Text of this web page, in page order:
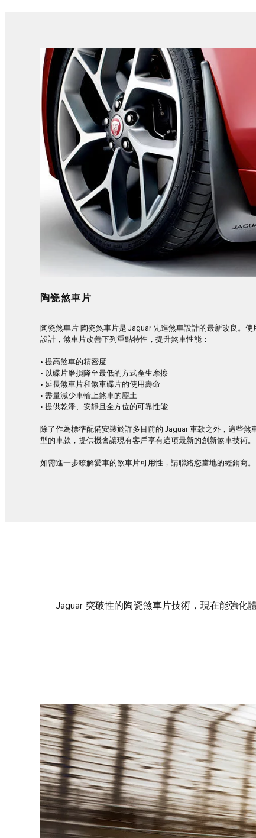
陶瓷煞車片
陶瓷煞車片 陶瓷煞車片是 Jaguar 先進煞車設計的最新改良。
設計，煞車片改善下列重點特性，提升煞車性能：
• 提高煞車的精密度
• 以碟片磨損降至最低的方式產生摩擦
• 延長煞車片和煞車碟片的使用壽命
• 盡量減少車輪上煞車的塵土
• 提供乾淨、安靜且全方位的可靠性能
除了作為標準配備安裝於許多目前的 Jaguar 車款之外，這些
型的車款，提供機會讓現有客戶享有這項最新的創新煞車技術。
如需進一步瞭解愛車的煞車片可用性，請聯絡您當地的經銷商。
Jaguar 突破性的陶瓷煞車片技術，現在能強化